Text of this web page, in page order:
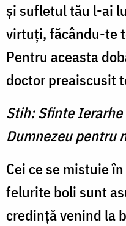
și sufletul tău l-ai
virtuți, făcându-te
Pentru aceasta
doctor preaiscusit
Stih: Sfinte
Dumnezeu pentru
Cei ce se mistuie
felurite boli sunt
credință venind la